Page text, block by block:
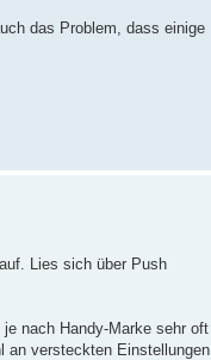
das Problem, dass einige
Lies sich über Push
nach Handy-Marke sehr oft
an versteckten Einstellungen.